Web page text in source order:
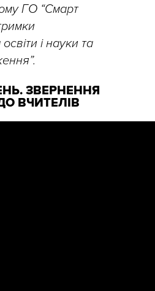
ГО “Смарт
і науки та
ЗВЕРНЕННЯ
ВЧИТЕЛІВ